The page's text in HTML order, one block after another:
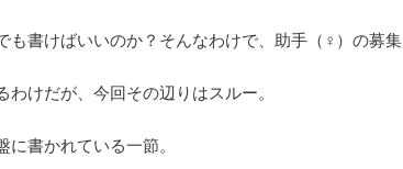
も書けばいいのか？そんなわけで、助手（♀）の募集
けだが、今回その辺りはスルー。
書かれている一節。